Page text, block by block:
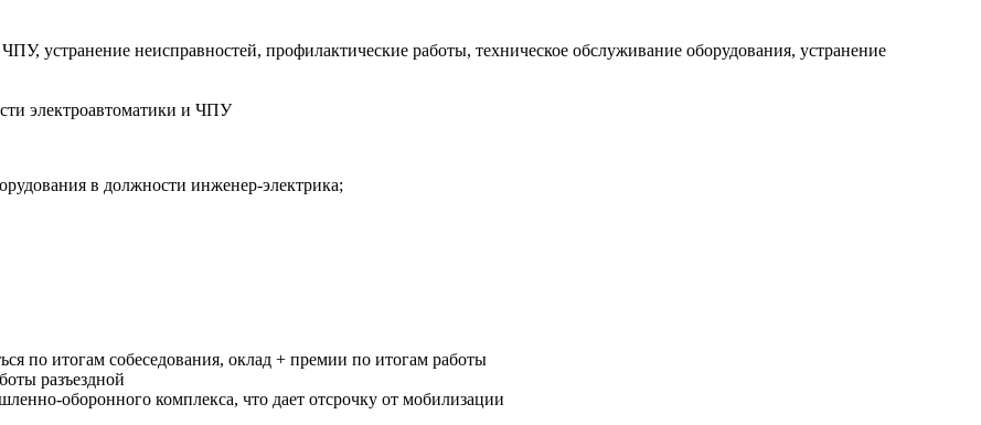
устранение неисправностей, профилактические работы, техническое обслуживание оборудования, устранение
электроавтоматики и ЧПУ
в должности инженер-электрика;
по итогам собеседования, оклад + премии по итогам работы
разъездной
оборонного комплекса, что дает отсрочку от мобилизации